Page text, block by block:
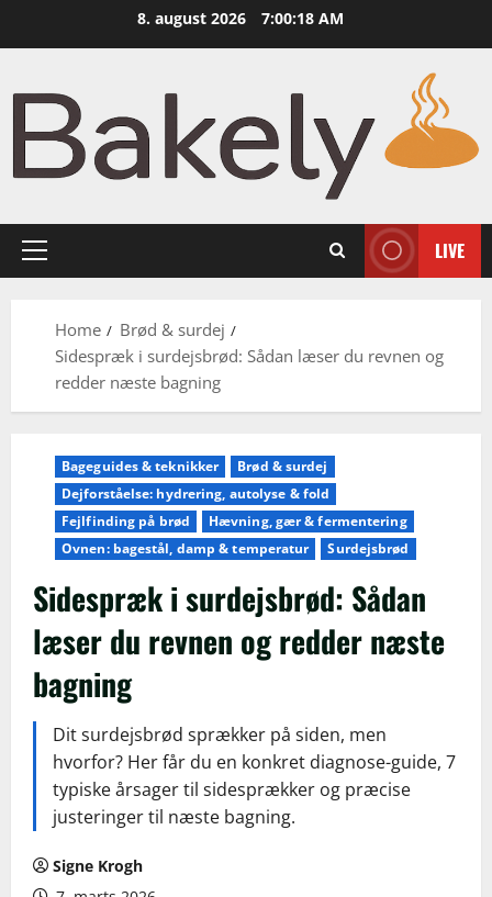
8. august 2026 7:00:19 AM
Primary
LIVE
Home
Brød & surdej
Sidespræk i surdejsbrød: Sådan læser du revnen og
redder næste bagning
Bageguides & teknikker
Brød & surdej
Dejforståelse: hydrering, autolyse & fold
Fejlfinding på brød
Hævning, gær & fermentering
Ovnen: bagestål, damp & temperatur
Surdejsbrød
Sidespræk i surdejsbrød: Sådan
læser du revnen og redder næste
bagning
Dit surdejsbrød sprækker på siden, men
hvorfor? Her får du en konkret diagnose-guide, 7
typiske årsager til sidesprækker og præcise
justeringer til næste bagning.
Signe Krogh